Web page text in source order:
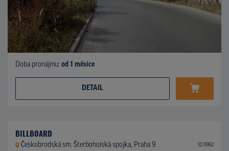
Doba pronájmu: od 1 měsíce
DETAIL
BILLBOARD
Českobrodská sm. Šterboholská spojka, Praha 9 ID 9962